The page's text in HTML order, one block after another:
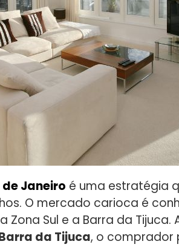
Janeiro é uma estratégia
O mercado carioca é
Sul e a Barra da Tijuca.
da Tijuca, o comprador